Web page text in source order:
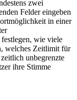
zwei
Felder eingeben
in einer
wie viele
welches Zeitlimit für
unbegrenzte
ihre Stimme